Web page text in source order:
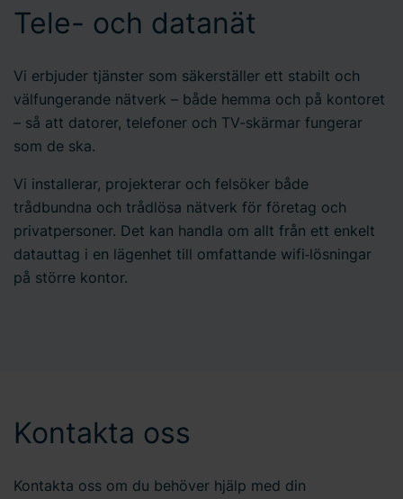
Tele- och datanät
Vi erbjuder tjänster som säkerställer ett stabilt och
välfungerande nätverk – både hemma och på kontoret
– så att datorer, telefoner och TV-skärmar fungerar
som de ska.
Vi installerar, projekterar och felsöker både
trådbundna och trådlösa nätverk för företag och
privatpersoner. Det kan handla om allt från ett enkelt
datauttag i en lägenhet till omfattande wifi‑lösningar
på större kontor.
Kontakta oss
Kontakta oss om du behöver hjälp med din